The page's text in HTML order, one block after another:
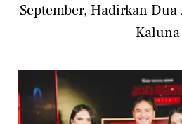
September, Hadirkan
Kaluna